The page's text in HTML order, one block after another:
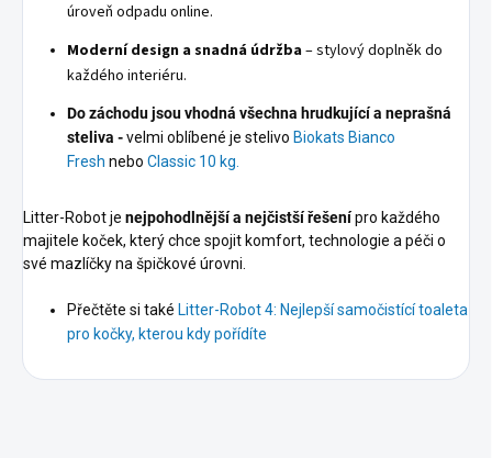
úroveň odpadu online.
Moderní design a snadná údržba – stylový doplněk do
každého interiéru.
Do záchodu jsou vhodná všechna hrudkující a neprašná
steliva -velmi oblíbené je stelivo Biokats Bianco
Fresh nebo Classic 10 kg.
Litter-Robot je nejpohodlnější a nejčistší řešenípro každého
majitele koček, který chce spojit komfort, technologie a péči o
své mazlíčky na špičkové úrovni.
Přečtěte si také Litter-Robot 4: Nejlepší samočistící toaleta
pro kočky, kterou kdy pořídíte